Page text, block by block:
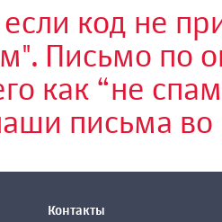
код не
Письмо по
как “не
письма во
Контакты